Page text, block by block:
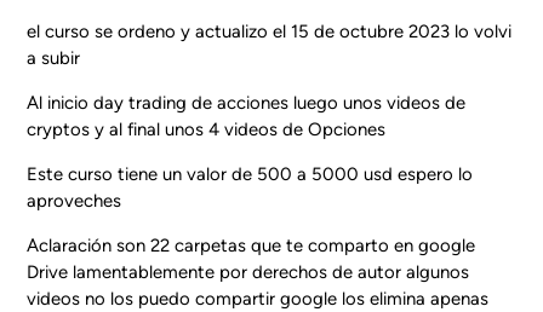
el curso se ordeno y actualizo el 15 de octubre 2023 lo volvi
a subir
Al inicio day trading de acciones luego unos videos de
cryptos y al final unos 4 videos de Opciones
Este curso tiene un valor de 500 a 5000 usd espero lo
aproveches
Aclaración son 22 carpetas que te comparto en google
Drive lamentablemente por derechos de autor algunos
videos no los puedo compartir google los elimina apenas